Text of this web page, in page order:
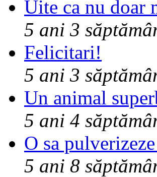
Uite ca nu doar
5 ani 3
Felicitari!
5 ani 3
Un animal
5 ani 4
O sa
5 ani 8